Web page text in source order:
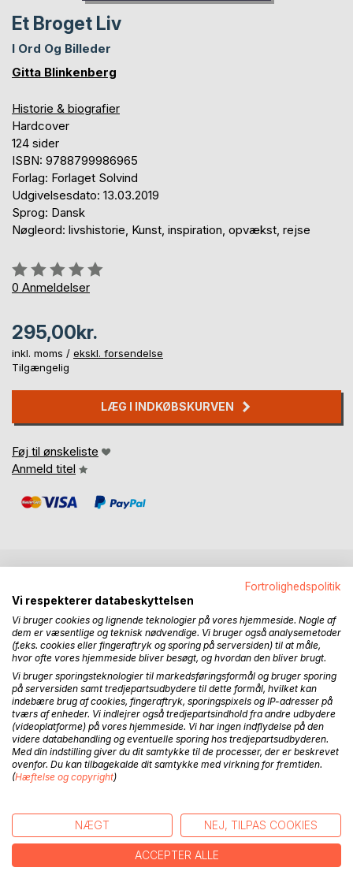
Et Broget Liv
I Ord Og Billeder
Gitta Blinkenberg
Historie & biografier
Hardcover
124 sider
ISBN: 9788799986965
Forlag: Forlaget Solvind
Udgivelsesdato: 13.03.2019
Sprog: Dansk
Nøgleord: livshistorie, Kunst, inspiration, opvækst, rejse
Anmeldelse::
0%
0 Anmeldelser
295,00kr.
inkl. moms / ekskl. forsendelse
Tilgængelig
LÆG I INDKØBSKURVEN
Føj til ønskeliste
Anmeld titel
Gitta Blinkenberg fortæller om sit liv som diplomatfrue,
tilsat malerier fra overalt i verden.
FORFATTER
PRESSEN SKRIVER
ANMELDELSER
Fortrolighedspolitik
Vi respekterer databeskyttelsen
Vi bruger cookies og lignende teknologier på vores hjemmeside. Nogle af
dem er væsentlige og teknisk nødvendige. Vi bruger også analysemetoder
(f.eks. cookies eller fingeraftryk og sporing på serversiden) til at måle,
hvor ofte vores hjemmeside bliver besøgt, og hvordan den bliver brugt.
Vi bruger sporingsteknologier til markedsføringsformål og bruger sporing
på serversiden samt tredjepartsudbydere til dette formål, hvilket kan
indebære brug af cookies, fingeraftryk, sporingspixels og IP-adresser på
tværs af enheder. Vi indlejrer også tredjepartsindhold fra andre udbydere
(videoplatforme) på vores hjemmeside. Vi har ingen indflydelse på den
videre databehandling og eventuelle sporing hos tredjepartsudbyderen.
Med din indstilling giver du dit samtykke til de processer, der er beskrevet
ovenfor. Du kan tilbagekalde dit samtykke med virkning for fremtiden.
(Hæftelse og copyright)
NÆGT NEJ, TILPAS COOKIES
ACCEPTER ALLE